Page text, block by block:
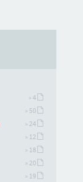
» 4
» 50
» 24
» 12
» 18
» 20
» 19